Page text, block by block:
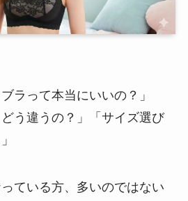
ラって本当にいいの？」
どう違うの？」「サイズ選び
ている方、多いのではない